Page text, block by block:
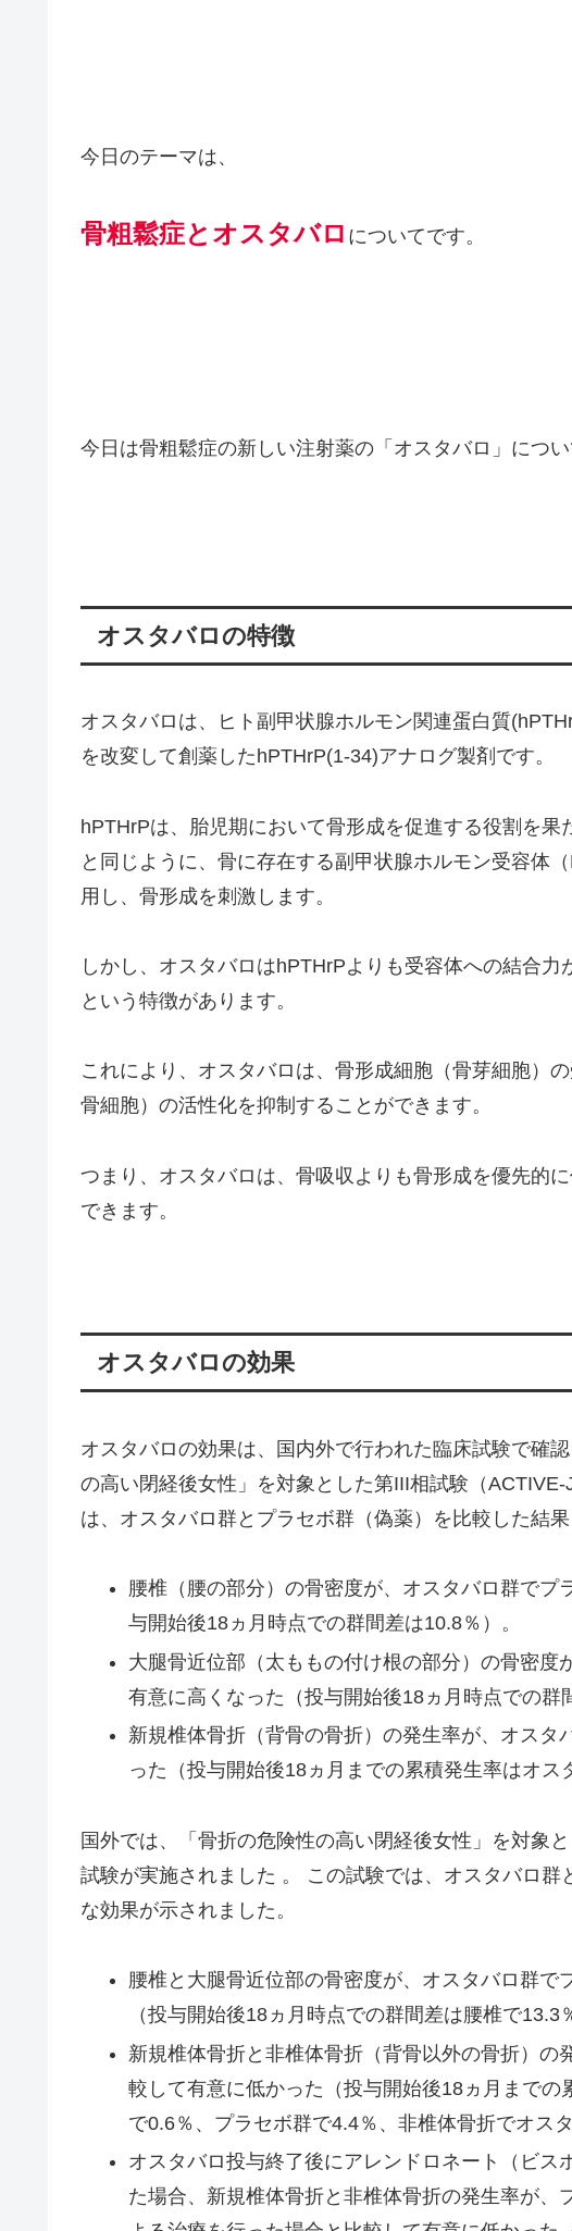
今日のテーマは、
骨粗鬆症とオスタバロ についてです。
今日は骨粗鬆症の新しい注射薬の「オスタバロ」につい
オスタバロの特徴
オスタバロは、ヒト副甲状腺ホルモン関連蛋白質
を改変して創薬したhPTHrP(1-34)アナログ製剤です。
hPTHrPは、胎児期において骨形成を促進する役割を
と同じように、骨に存在する副甲状腺ホルモン受容体
用し、骨形成を刺激します。
しかし、オスタバロはhPTHrPよりも受容体への結合
という特徴があります。
これにより、オスタバロは、骨形成細胞（骨芽細胞）
骨細胞）の活性化を抑制することができます。
つまり、オスタバロは、骨吸収よりも骨形成を優先的
できます。
オスタバロの効果
オスタバロの効果は、国内外で行われた臨床試験で確
の高い閉経後女性」を対象とした第III相試験（
は、オスタバロ群とプラセボ群（偽薬）を比較した結
腰椎（腰の部分）の骨密度が、オスタバロ群でプ
与開始後18ヵ月時点での群間差は10.8％）。
大腿骨近位部（太ももの付け根の部分）の骨密度
有意に高くなった（投与開始後18ヵ月時点での群
新規椎体骨折（背骨の骨折）の発生率が、オスタ
った（投与開始後18ヵ月までの累積発生率はオス
国外では、「骨折の危険性の高い閉経後女性」を対象
試験が実施されました 。 この試験では、オスタバロ群
な効果が示されました。
腰椎と大腿骨近位部の骨密度が、オスタバロ群で
（投与開始後18ヵ月時点での群間差は腰椎で13.3
新規椎体骨折と非椎体骨折（背骨以外の骨折）の
較して有意に低かった（投与開始後18ヵ月まで
で0.6％、プラセボ群で4.4％、非椎体骨折でオス
オスタバロ投与終了後にアレンドロネート（ビス
た場合、新規椎体骨折と非椎体骨折の発生率が、